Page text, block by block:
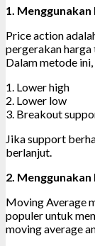
1.
Price action
pergerakan
Dalam metode
1. Lower high
2. Lower low
3. Breakout
Jika support
berlanjut.
2.
Moving Average
populer untuk
moving average